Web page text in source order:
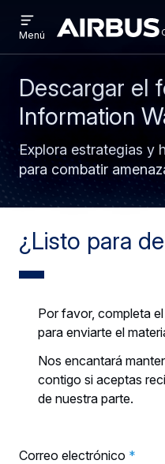
cyber
menu
Menú
Descargar el
Information
Explora estrategias y
para combatir
¿Listo para
Por favor, completa
para enviarte el
Nos encantará
contigo si aceptas
de nuestra parte.
Correo electrónico *